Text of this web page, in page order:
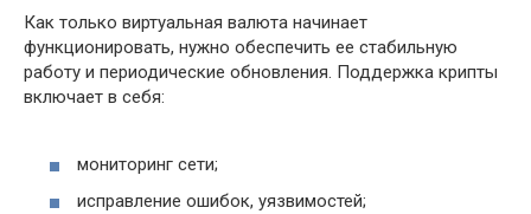
Как только виртуальная валюта начинает
функционировать, нужно обеспечить ее стабильную
работу и периодические обновления. Поддержка крипты
включает в себя:
мониторинг сети;
исправление ошибок, уязвимостей;